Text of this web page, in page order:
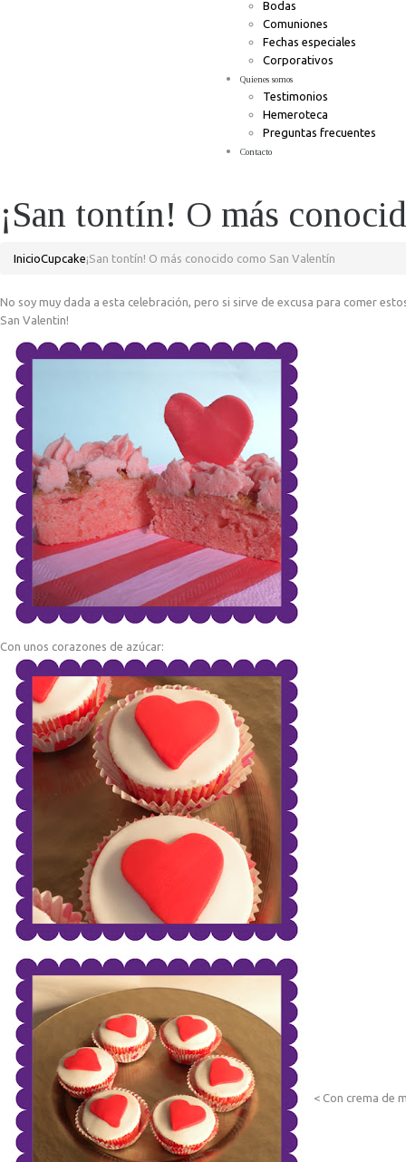
Bodas
Comuniones
Fechas especiales
Corporativos
Quienes somos
Testimonios
Hemeroteca
Preguntas frecuentes
Contacto
¡San tontín! O más
InicioCupcake¡San tontín! O más conocido como San Valentín
No soy muy dada a esta celebración, pero si sirve de excusa para comer
San Valentin!
Con unos corazones de azúcar:
< Con crema de